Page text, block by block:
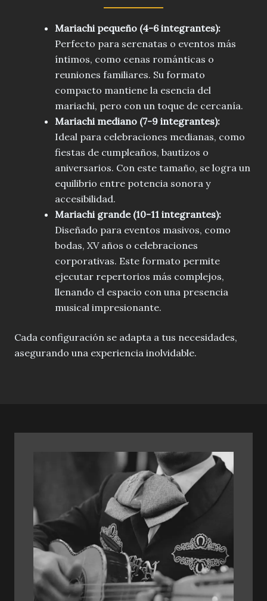
Mariachi pequeño (4-6 integrantes):
Perfecto para serenatas o eventos más
íntimos, como cenas románticas o
reuniones familiares. Su formato
compacto mantiene la esencia del
mariachi, pero con un toque de cercanía.
Mariachi mediano (7-9 integrantes):
Ideal para celebraciones medianas, como
fiestas de cumpleaños, bautizos o
aniversarios. Con este tamaño, se logra un
equilibrio entre potencia sonora y
accesibilidad.
Mariachi grande (10-11 integrantes):
Diseñado para eventos masivos, como
bodas, XV años o celebraciones
corporativas. Este formato permite
ejecutar repertorios más complejos,
llenando el espacio con una presencia
musical impresionante.
Cada configuración se adapta a tus necesidades,
asegurando una experiencia inolvidable.